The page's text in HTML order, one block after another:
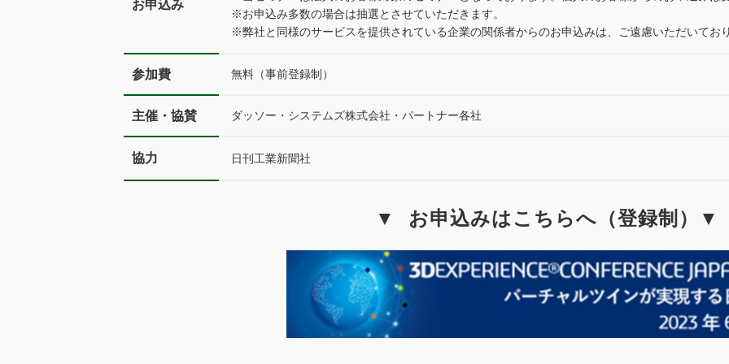
お申込み
※お申込み多数の場合は抽選とさせていただきます。
※弊社と同様のサービスを提供されている企業の関係者からのお申込みは、ご遠慮いただいてお
参加費 無料（事前登録制）
主催・協賛 ダッソー・システムズ株式会社・パートナー各社
協力 日刊工業新聞社
▼  お申込みはこちらへ（登録制）▼